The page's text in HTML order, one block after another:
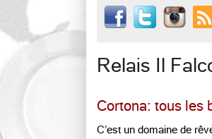

Relais Il
Cortona: tous les
C’est un domaine de